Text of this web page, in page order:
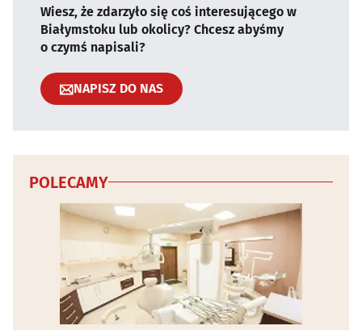
Wiesz, że zdarzyło się coś interesującego w
Białymstoku lub okolicy? Chcesz abyśmy
o czymś napisali?
NAPISZ DO NAS
POLECAMY